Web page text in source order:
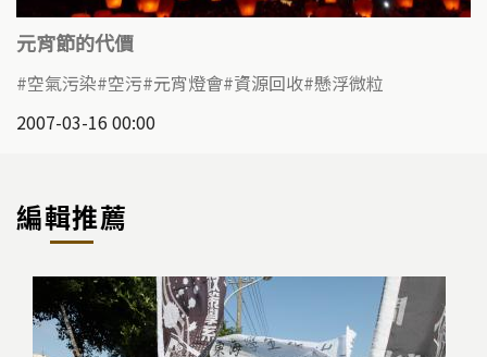
元宵節的代價
空氣污染 空污 元宵燈會 資源回收 懸浮微粒
2007-03-16 00:00
編輯推薦